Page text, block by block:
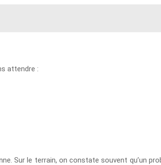
attendre :
Sur le terrain, on constate souvent qu’un